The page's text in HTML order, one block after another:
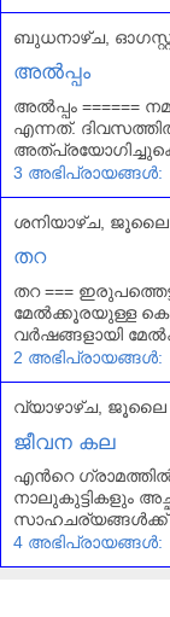
ബുധനാഴ്‌ച, ഓഗസ്റ്റ്
അല്‍പ്പം
അല്‍പ്പം ======
എന്നത്.
3 അഭിപ്രായങ്ങൾ:
ശനിയാഴ്‌ച, ജൂലൈ
തറ
തറ ===
മേല്‍ക്കൂരയുള്ള
വര്‍ഷങ്ങളായി
2 അഭിപ്രായങ്ങൾ:
വ്യാഴാഴ്‌ച, ജൂലൈ
ജീവന കല
എന്‍റെ
നാലുകുട്ടികളും
4 അഭിപ്രായങ്ങൾ: